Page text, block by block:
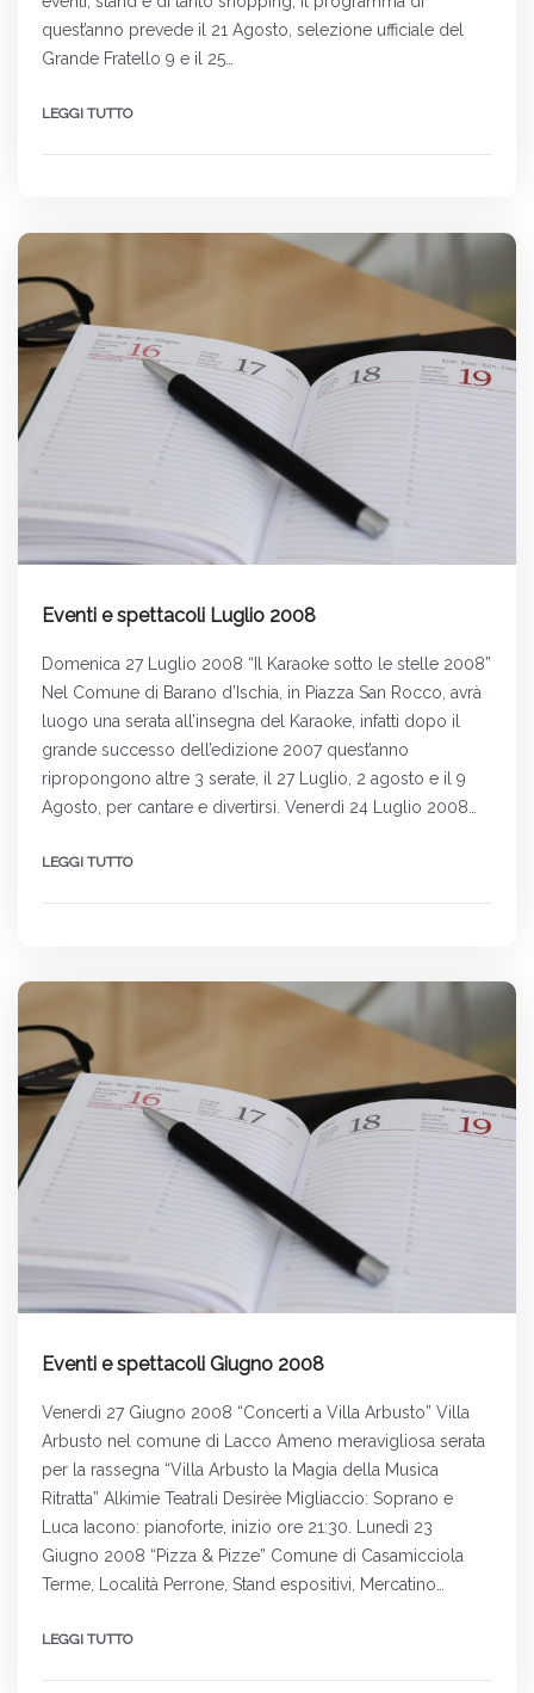
quest’anno prevede il 21 Agosto, selezione ufficiale del
Grande Fratello 9 e il 25…
LEGGI TUTTO
Eventi e spettacoli Luglio 2008
Domenica 27 Luglio 2008 “Il Karaoke sotto le stelle 2008”
Nel Comune di Barano d’Ischia, in Piazza San Rocco, avrà
luogo una serata all’insegna del Karaoke, infatti dopo il
grande successo dell’edizione 2007 quest’anno
ripropongono altre 3 serate, il 27 Luglio, 2 agosto e il 9
Agosto, per cantare e divertirsi. Venerdì 24 Luglio 2008…
LEGGI TUTTO
Eventi e spettacoli Giugno 2008
Venerdì 27 Giugno 2008 “Concerti a Villa Arbusto” Villa
Arbusto nel comune di Lacco Ameno meravigliosa serata
per la rassegna “Villa Arbusto la Magia della Musica
Ritratta” Alkimie Teatrali Desirèe Migliaccio: Soprano e
Luca Iacono: pianoforte, inizio ore 21:30. Lunedì 23
Giugno 2008 “Pizza & Pizze” Comune di Casamicciola
Terme, Località Perrone, Stand espositivi, Mercatino…
LEGGI TUTTO